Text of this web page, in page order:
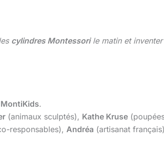
cylindres Montessorile matin et
MontiKids.
(animaux sculptés), Kathe Kruse
responsables), Andréa (artisanat